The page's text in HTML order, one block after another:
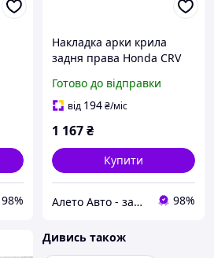
98%
Накладка арки крила
задня права Honda CRV
подряпини, потерт,
побілів пластик
Готово до відправки
від 194₴/міс
1 167₴
Купити
Алето Авто - запчастини на авто зі США 98%
Дивись також